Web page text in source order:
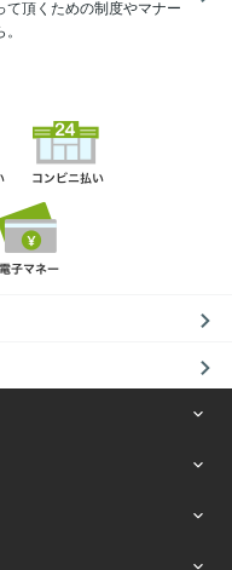
頂くための制度やマナー